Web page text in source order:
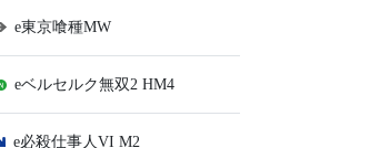
e東京喰種MW
eベルセルク無双2 HM4
e必殺仕事人VI M2